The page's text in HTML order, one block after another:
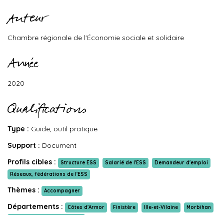
Auteur
Chambre régionale de l'Économie sociale et solidaire
Année
2020
Qualifications
Type : Guide, outil pratique
Support : Document
Profils cibles :
Structure ESS Salarié de l'ESS
Demandeur d'emploi
Réseaux, fédérations de l'ESS
Thèmes : Accompagner
Départements : Côtes d'Armor Finistère Ille-et-Vilaine
Morbihan